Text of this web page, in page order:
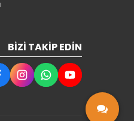
BIZI TAKIP EDIN